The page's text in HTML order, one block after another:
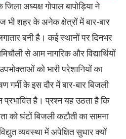
अध्यक्ष गोपाल बापोड़िया ने
भी शहर के अनेक क्षेत्रों में बार-बार
बनी है। कई स्थानों पर दिनभर
से आम नागरिक और विद्यार्थियों
को भारी परेशानियों का
गर्मी के इस दौर में बार-बार बिजली
है। प्रश्न यह उठता है कि
को घंटों बिजली कटौती का सामना
व्यवस्था में अपेक्षित सुधार क्यों